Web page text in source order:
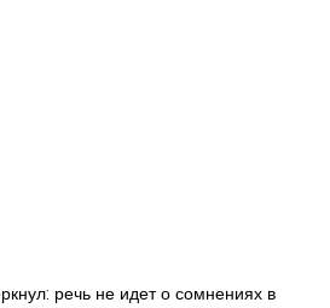
речь не идет о сомнениях в